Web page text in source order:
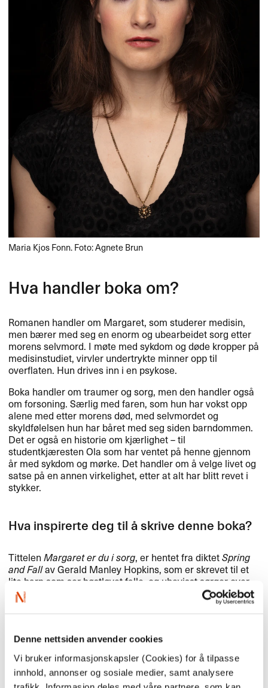
Denne nettsiden anvender cookies
Vi bruker informasjonskapsler (Cookies) for å tilpasse
innhold, annonser og sosiale medier, samt analysere
Maria Kjos Fonn. Foto: Agnete Brun
Hva handler boka om?
Romanen handler om Margaret, som studerer medisin,
men bærer med seg en enorm og ubearbeidet sorg etter
morens selvmord. I møte med sykdom og døde kropper på
medisinstudiet, virvler undertrykte minner opp til
overflaten. Hun drives inn i en psykose.
Boka handler om traumer og sorg, men den handler også
om forsoning. Særlig med faren, som hun har vokst opp
alene med etter morens død, med selvmordet og
skyldfølelsen hun har båret med seg siden barndommen.
Det er også en historie om kjærlighet – til
studentkjæresten Ola som har ventet på henne gjennom
år med sykdom og mørke. Det handler om å velge livet og
satse på en annen virkelighet, etter at alt har blitt revet i
stykker.
Hva inspirerte deg til å skrive denne boka?
TittelenMargaret er du i sorg, er hentet fra diktetSpring
and Fallav Gerald Manley Hopkins, som er skrevet til et
lite barn som ser høstløvet falle, og ubevisst sørger over
sin egen dødelighet når hun ser naturen visne. Jeg ville
skrive om et barns forhold til døden når hun har hatt den
barn håndterer eksistensielle sjokk, hvordan det skaper
avtrykk som former måten de ser på verden som voksne.
Og jeg har vært interessert i det eksistensielle med
selvmord – en tabubelagt og nesten umulig handling. Men